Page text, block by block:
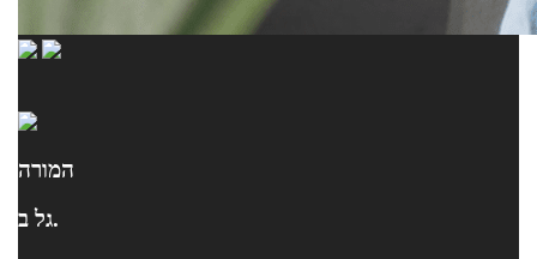
המורה
גל ב.